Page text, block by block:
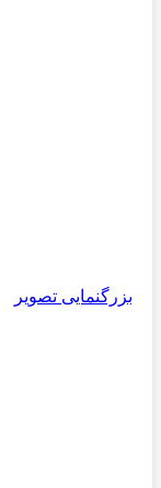
بزرگنمایی تصویر